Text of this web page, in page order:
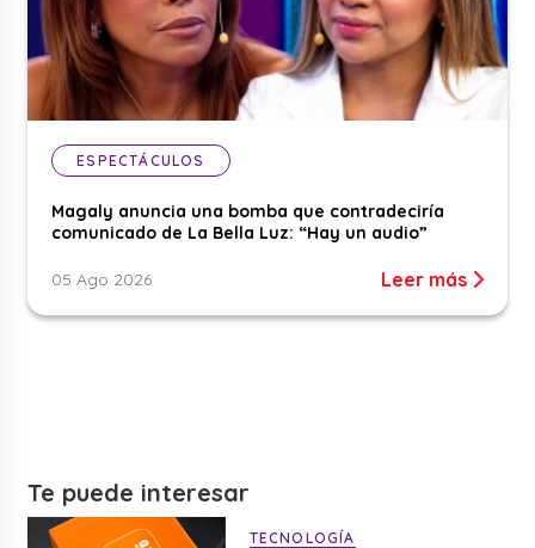
ESPECTÁCULOS
Magaly anuncia una bomba que contradeciría
comunicado de La Bella Luz: “Hay un audio”
05 Ago 2026 Leer más
Te puede interesar
TECNOLOGÍA